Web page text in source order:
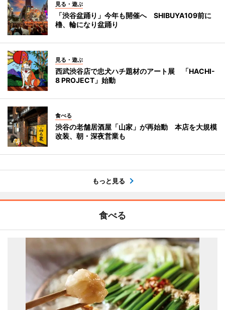
見る・遊ぶ
「渋谷盆踊り」今年も開催へ SHIBUYA109前に
櫓、輪になり盆踊り
見る・遊ぶ
西武渋谷店で忠犬ハチ題材のアート展 「HACHI-
8 PROJECT」始動
食べる
渋谷の老舗居酒屋「山家」が再始動 本店を大規模
改装、朝・深夜営業も
もっと見る
食べる